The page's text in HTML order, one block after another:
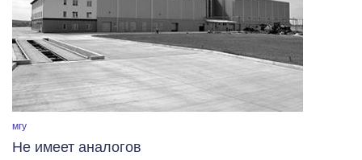
мгу
Не имеет аналогов